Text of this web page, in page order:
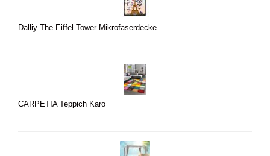
Dalliy The Eiffel Tower Mikrofaserdecke
CARPETIA Teppich Karo